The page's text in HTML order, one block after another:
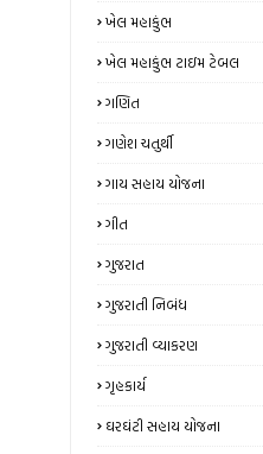
ખેલ મહાકુંભ
ખેલ મહાકુંભ ટાઇમ ટેબલ
ગણિત
ગણેશ ચતુર્થી
ગાય સહાય યોજના
ગીત
ગુજરાત
ગુજરાતી નિબંધ
ગુજરાતી વ્યાકરણ
ગૃહકાર્ય
ઘરઘંટી સહાય યોજના